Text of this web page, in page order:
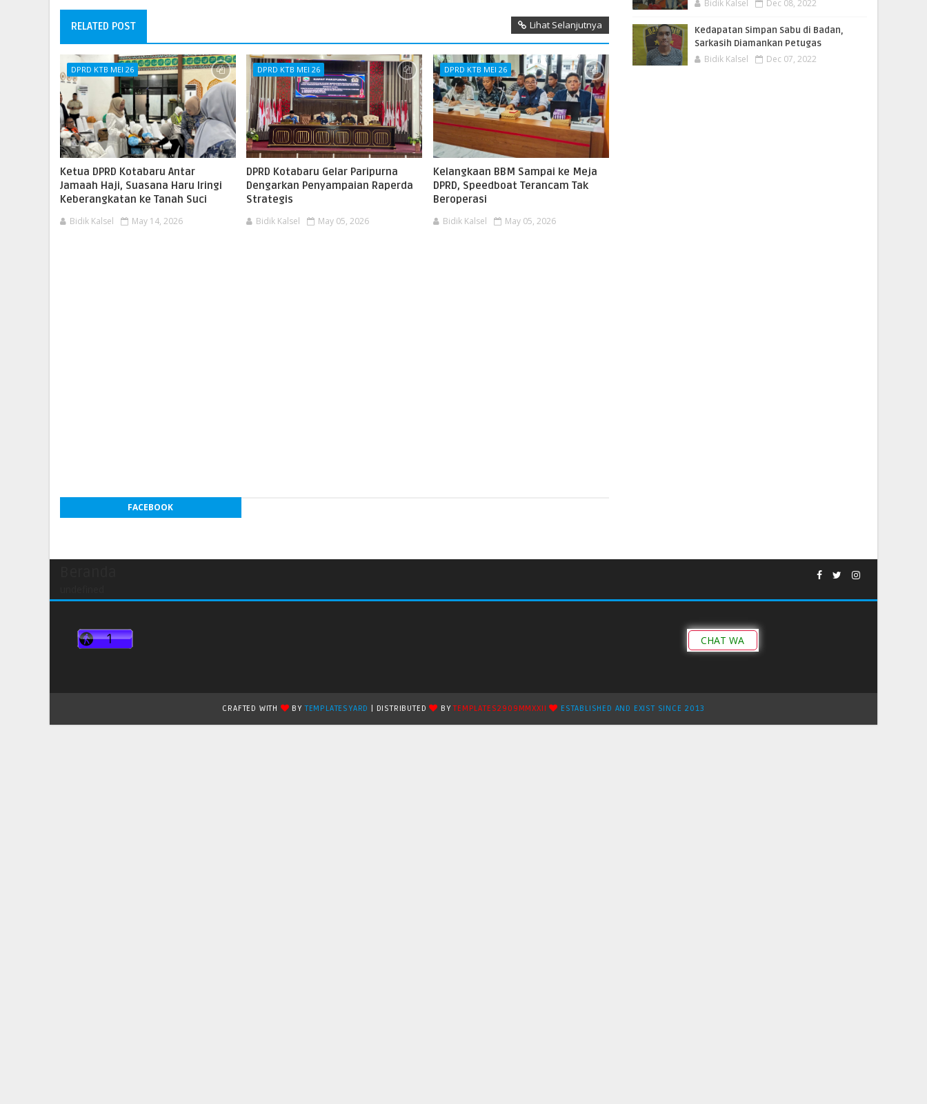
RELATED POST Lihat Selanjutnya
DPRD KTB MEI 26
Ketua DPRD Kotabaru Antar
Jamaah Haji, Suasana Haru Iringi
Keberangkatan ke Tanah Suci
Bidik Kalsel May 14, 2026
DPRD KTB MEI 26
DPRD Kotabaru Gelar Paripurna
Dengarkan Penyampaian Raperda
Strategis
Bidik Kalsel May 05, 2026
DPRD KTB MEI 26
Kelangkaan BBM Sampai ke Meja
DPRD, Speedboat Terancam Tak
Beroperasi
Bidik Kalsel May 05, 2026
FACEBOOK
Bidik Kalsel Dec 08, 2022
Kedapatan Simpan Sabu di Badan,
Sarkasih Diamankan Petugas
Bidik Kalsel Dec 07, 2022
CHAT WA
CRAFTED WITH BYTEMPLATESYARD | DISTRIBUTED BYTEMPLATES2909MMXXII ESTABLISHED AND EXIST SINCE 2013